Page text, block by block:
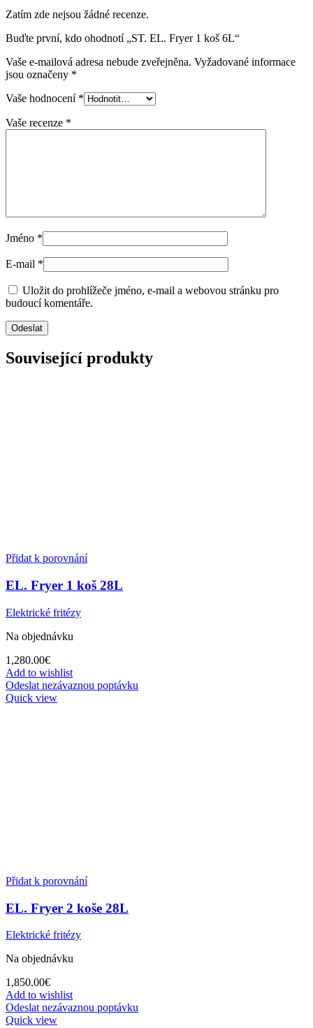
Zatím zde nejsou žádné recenze.
Buďte první, kdo ohodnotí „ST. EL. Fryer 1 koš 6L“
Vaše e-mailová adresa nebude zveřejněna. Vyžadované informace
jsou označeny *
Vaše hodnocení *
Vaše recenze *
Jméno *
E-mail *
Uložit do prohlížeče jméno, e-mail a webovou stránku pro
budoucí komentáře.
Související produkty
Přidat k porovnání
EL. Fryer 1 koš 28L
Elektrické fritézy
Na objednávku
1,280.00€
Add to wishlist
Odeslat nezávaznou poptávku
Quick view
Přidat k porovnání
EL. Fryer 2 koše 28L
Elektrické fritézy
Na objednávku
1,850.00€
Add to wishlist
Odeslat nezávaznou poptávku
Quick view